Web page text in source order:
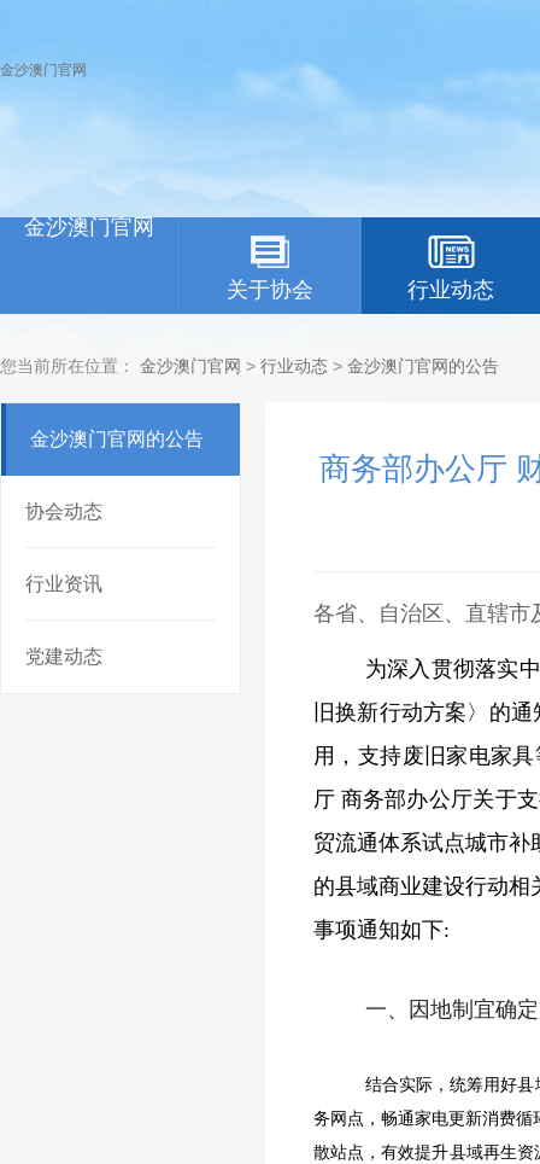
金沙澳门官网
金沙澳门官网
关于协会 行业动态
您当前所在位置： 金沙澳门官网 > 行业动态 > 金沙澳门官网的公告
金沙澳门官网的公告
协会动态
行业资讯
党建动态
商务部办公厅
各省、自治区、直辖市
为深入贯彻落实
旧换新行动方案〉 的通
用 ， 支持废旧家电家
厅 商务部办公厅关于
贸流通体系试点城市补
的县域商业建设行动相
事项通知如下 :
一、因地制宜确
结合实际，统筹用好
务网点，畅通家电更新消费
散站点，有效提升县域再生